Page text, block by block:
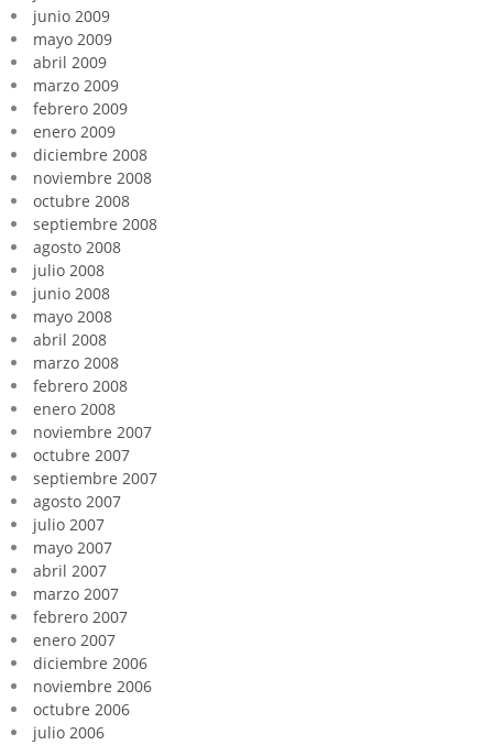
junio 2009
mayo 2009
abril 2009
marzo 2009
febrero 2009
enero 2009
diciembre 2008
noviembre 2008
octubre 2008
septiembre 2008
agosto 2008
julio 2008
junio 2008
mayo 2008
abril 2008
marzo 2008
febrero 2008
enero 2008
noviembre 2007
octubre 2007
septiembre 2007
agosto 2007
julio 2007
mayo 2007
abril 2007
marzo 2007
febrero 2007
enero 2007
diciembre 2006
noviembre 2006
octubre 2006
julio 2006